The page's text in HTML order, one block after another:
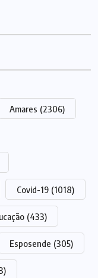
Amares (2306)
Covid-19 (1018)
(433)
Esposende (305)